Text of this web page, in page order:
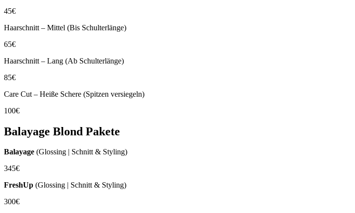
45€
Haarschnitt – Mittel (Bis Schulterlänge)
65€
Haarschnitt – Lang (Ab Schulterlänge)
85€
Care Cut – Heiße Schere (Spitzen versiegeln)
100€
Balayage Blond Pakete
Balayage (Glossing | Schnitt & Styling)
345€
FreshUp (Glossing | Schnitt & Styling)
300€